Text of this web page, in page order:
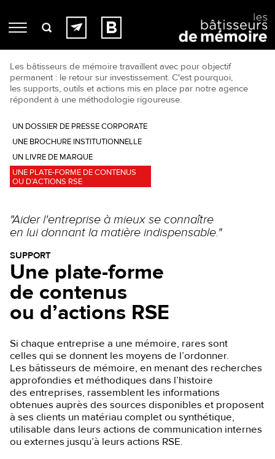
Les bâtisseurs de mémoire travaillent avec pour objectif
permanent : le retour sur investissement. C'est pourquoi,
les supports, outils et actions mis en place par notre agence
répondent à une méthodologie rigoureuse.
UN DOSSIER DE PRESSE CORPORATE
UNE BROCHURE INSTITUTIONNELLE
UN LIVRE DE MARQUE
UNE PLATE-FORME DE CONTENUS
OU D’ACTIONS RSE
"Aider l'entreprise à mieux se connaître
en lui donnant la matière indispensable."
SUPPORT
Une plate-forme
de contenus
ou d’actions RSE
Si chaque entreprise a une mémoire, rares sont
celles qui se donnent les moyens de l’ordonner.
Les bâtisseurs de mémoire, en menant des recherches
approfondies et méthodiques dans l’histoire
des entreprises, rassemblent les informations
obtenues auprès des sources disponibles et proposent
à ses clients un matériau complet ou synthétique,
utilisable dans leurs actions de communication internes
ou externes jusqu’à leurs actions RSE.